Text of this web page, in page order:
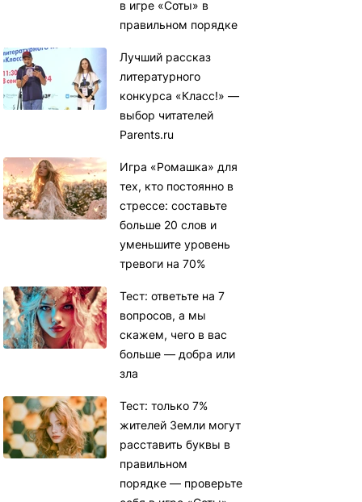
в игре «Соты» в
правильном порядке
Лучший рассказ
литературного
конкурса «Класс!» —
выбор читателей
Parents.ru
Игра «Ромашка» для
тех, кто постоянно в
стрессе: составьте
больше 20 слов и
уменьшите уровень
тревоги на 70%
Тест: ответьте на 7
вопросов, а мы
скажем, чего в вас
больше — добра или
зла
Тест: только 7%
жителей Земли могут
расставить буквы в
правильном
порядке — проверьте